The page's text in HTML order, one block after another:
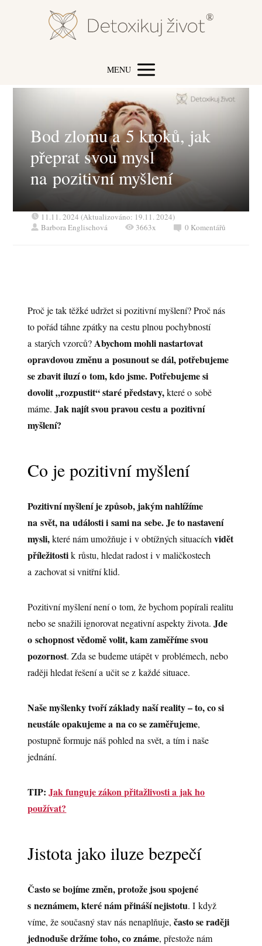
MENU
Bod zlomu a 5 kroků, jak
přeprat svou mysl
na pozitivní myšlení
11.11. 2024 (Aktualizováno: 19.11. 2024)
Barbora Englischová
3663x 0 Komentářů
Proč je tak těžké udržet si pozitivní myšlení? Proč nás
to pořád táhne zpátky na cestu plnou pochybností
a starých vzorců? Abychom mohli nastartovat
opravdovou změnu a posunout se dál, potřebujeme
se zbavit iluzí o tom, kdo jsme. Potřebujeme si
dovolit „rozpustit“ staré představy,které o sobě
máme.Jak najít svou pravou cestu a pozitivní
myšlení?
Co je pozitivní myšlení
Pozitivní myšlení je způsob, jakým nahlížíme
na svět, na události i sami na sebe. Je to nastavení
mysli,které nám umožňuje i v obtížných situacíchvidět
příležitostik růstu, hledat radost i v maličkostech
a zachovat si vnitřní klid.
Pozitivní myšlení není o tom, že bychom popírali realitu
nebo se snažili ignorovat negativní aspekty života.Jde
o schopnost vědomě volit, kam zaměříme svou
pozornost. Zda se budeme utápět v problémech, nebo
raději hledat řešení a učit se z každé situace.
Naše myšlenky tvoří základy naší reality – to, co si
neustále opakujeme a na co se zaměřujeme,
postupně formuje náš pohled na svět, a tím i naše
jednání.
TIP:Jak funguje zákon přitažlivosti a jak ho
používat?
Jistota jako iluze bezpečí
Často se bojíme změn, protože jsou spojené
s neznámem, které nám přináší nejistotu. I když
víme, že současný stav nás nenaplňuje, často se raději
jednoduše držíme toho, co známe, přestože nám